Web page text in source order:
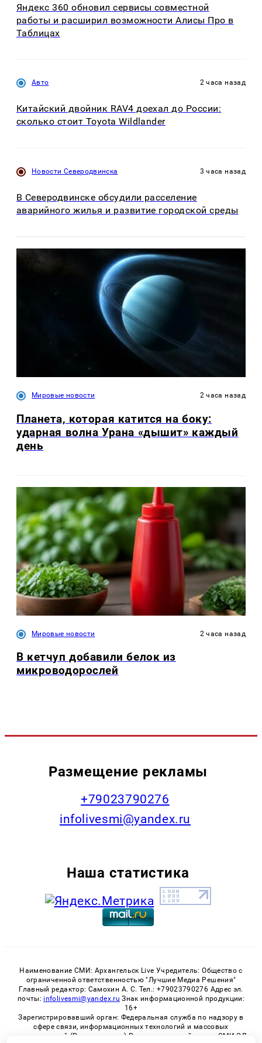
Яндекс 360 обновил сервисы совместной
работы и расширил возможности Алисы Про в
Таблицах
Авто 2 часа назад
Китайский двойник RAV4 доехал до России:
сколько стоит Toyota Wildlander
Новости Северодвинска 3 часа назад
В Северодвинске обсудили расселение
аварийного жилья и развитие городской среды
Мировые новости 2 часа назад
Планета, которая катится на боку:
ударная волна Урана «дышит» каждый
день
Мировые новости 2 часа назад
В кетчуп добавили белок из
микроводорослей
Размещение рекламы
+79023790276
infolivesmi@yandex.ru
Наша статистика
Наименование СМИ: Архангельск Live Учредитель: Общество с
ограниченной ответственностью "Лучшие Медиа Решения"
Главный редактор: Самохин А. С. Тел.: +79023790276 Адрес эл.
почты: infolivesmi@yandex.ru Знак информационной продукции:
16+
Зарегистрировавший орган: Федеральная служба по надзору в
сфере связи, информационных технологий и массовых
коммуникаций (Роскомнадзор) Регистрационный номер СМИ ЭЛ